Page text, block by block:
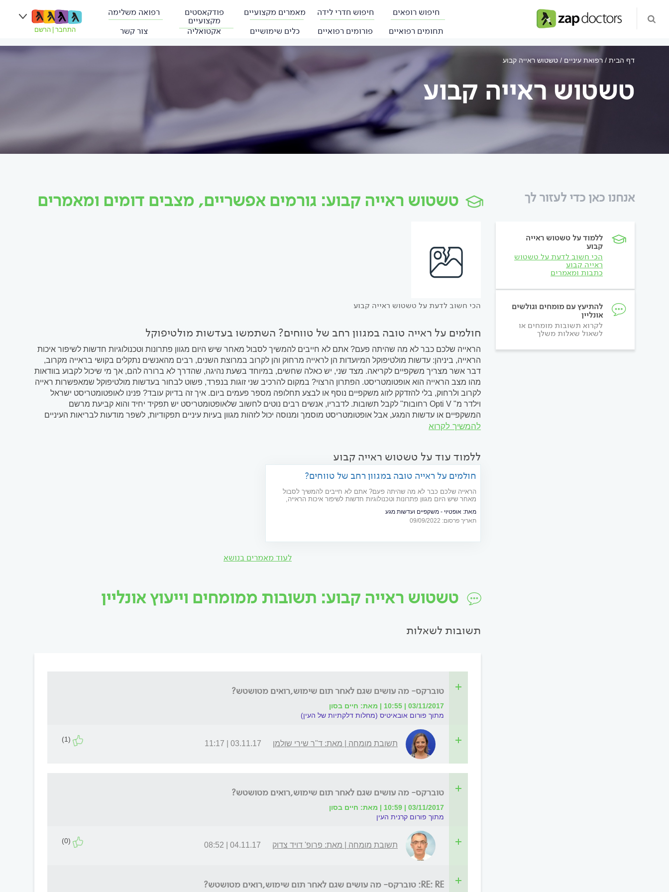
חיפוש רופאים חיפוש חדרי לידה מאמרים מקצועיים פודקאסטים
מקצועיים
רפואה משלימה
תחומים רפואיים
פורומים רפואיים כלים שימושיים אקטואליה צור קשר התחבר הרשם
דף הבית רפואת עיניים טשטוש ראייה קבוע
טשטוש ראייה קבוע
אנחנו כאן כדי לעזור לך
ללמוד על טשטוש ראייה
קבוע
הכי חשוב לדעת על טשטוש
ראייה קבוע
כתבות ומאמרים
להתיעץ עם מומחים וגולשים
אונליין
לקרוא תשובות מומחים או
לשאול שאלות משלך
טשטוש ראייה קבוע: גורמים אפשריים, מצבים דומים ומאמרים
הכי חשוב לדעת על טשטוש ראייה קבוע
חולמים על ראייה טובה במגוון רחב של טווחים? השתמשו בעדשות מולטיפוקל
הראייה שלכם כבר לא מה שהיתה פעם? אתם לא חייבים להמשיך לסבול מאחר שיש היום מגוון פתרונות וטכנולוגיות חדשות לשיפור איכות
הראייה, ביניהן: עדשות מולטיפוקל המיועדות הן לראייה מרחוק והן לקרוב במרוצת השנים, רבים מהאנשים נתקלים בקושי בראייה מקרוב,
דבר אשר מצריך משקפיים לקריאה. מצד שני, יש כאלה שחשים, במיוחד בשעת נהיגה, שהדרך לא ברורה להם, אך מי שיכול לקבוע בוודאות
מהו מצב הראייה הוא אופטומטריסט. הפתרון הרצוי? במקום להרכיב שני זוגות בנפרד, פשוט לבחור בעדשות מולטיפוקל שמאפשרות ראייה
לקרוב ולרחוק, בלי להזדקק לזוג משקפיים נוסף או לבצע תחלופה מספר פעמים ביום. איך זה בדיוק עובד? פנינו לאופטומטריסט ישראל
וילדר מ" Opti V רחובות" לקבל תשובות. לדבריו, אנשים רבים נוטים לחשוב שלאופטומטריסט יש תפקיד יחיד והוא קביעת מרשם
המשקפיים או עדשות המגע, אבל אופטומטריסט מוסמך ומנוסה יכול לזהות מגוון בעיות עיניים תפקודיות, לשפר מודעות לבריאות העיניים
ולעזור במניעת בעיות בריאותיות. לדברי וילדר,...
להמשיך לקרוא
ללמוד עוד על טשטוש ראייה קבוע
חולמים על ראייה טובה במגוון רחב של טווחים?
השתמשו בעדשות מולטיפוקל
הראייה שלכם כבר לא מה שהיתה פעם? אתם לא חייבים להמשיך לסבול
מאחר שיש היום מגוון פתרונות וטכנולוגיות חדשות לשיפור איכות הראייה,
מאת: אופטיוי - משקפיים ועדשות מגע
תאריך פרסום: 09/09/2022
לעוד מאמרים בנושא
טשטוש ראייה קבוע: תשובות ממומחים וייעוץ אונליין
תשובות לשאלות
טוברקס- מה עושים שגם לאחר תום שימוש,רואים מטושטש?
03/11/2017 | 10:55 | מאת: חיים בסון
מתוך פורום אובאיטיס (מחלות דלקתיות של העין)
תשובת מומחה | מאת: ד"ר שירי שולמן 03.11.17 | 11:17
(1)
טוברקס- מה עושים שגם לאחר תום שימוש,רואים מטושטש?
03/11/2017 | 10:59 | מאת: חיים בסון
מתוך פורום קרנית העין
תשובת מומחה | מאת: פרופ' דויד צדוק 04.11.17 | 08:52
(0)
RE: RE: טוברקס- מה עושים שגם לאחר תום שימוש,רואים מטושטש?